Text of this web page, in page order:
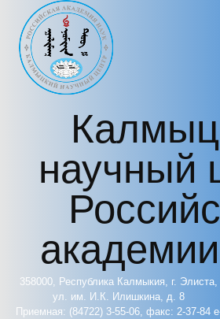
Перейти к основному содержанию
научный
358000, Республика Калмыкия, г. Элиста,
ул. им. И.К. Илишкина, д. 8
Приемная: (84722) 3-55-06, факс: 2-37-84